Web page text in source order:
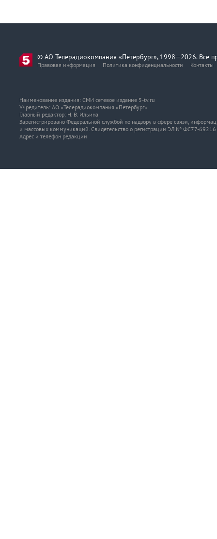
© АО Телерадиокомпания «Петербург», 1998—2026. Все
Правовая информация Политика конфиденциальности Контакты
Наименование издания: СМИ сетевое издание 5-tv.ru
Учредитель: АО «Телерадиокомпания «Петербург»
Главный редактор: Н. В. Ильина
Зарегистрировано Федеральной службой по надзору в сфере связи,
и массовых коммуникаций. Свидетельство о регистрации ЭЛ № ФС77-69216
Адрес и телефон редакции